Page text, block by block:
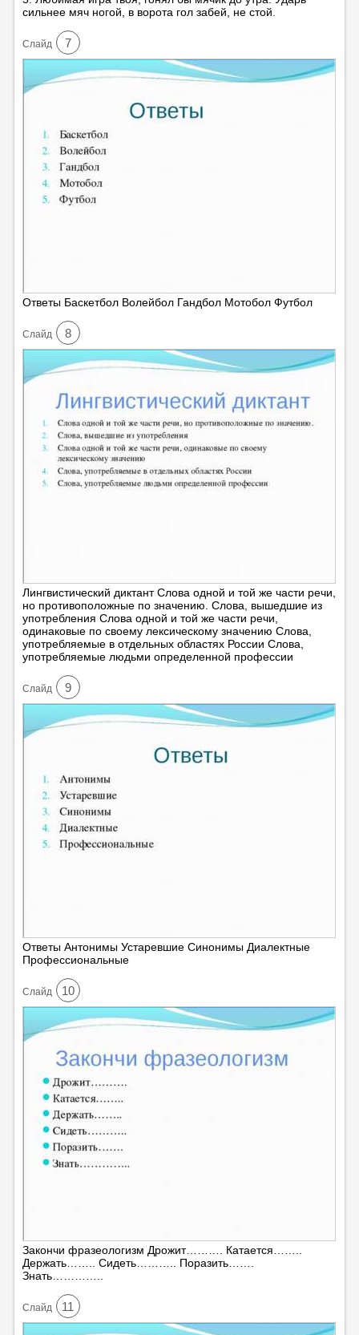
сильнее мяч ногой, в ворота гол забей, не стой.
Cлайд 7
Ответы Баскетбол Волейбол Гандбол Мотобол Футбол
Cлайд 8
Лингвистический диктант Слова одной и той же части речи,
но противоположные по значению. Слова, вышедшие из
употребления Слова одной и той же части речи,
одинаковые по своему лексическому значению Слова,
употребляемые в отдельных областях России Слова,
употребляемые людьми определенной профессии
Cлайд 9
Ответы Антонимы Устаревшие Синонимы Диалектные
Профессиональные
Cлайд 10
Закончи фразеологизм Дрожит………. Катается……..
Держать…….. Сидеть……….. Поразить…….
Знать…………..
Cлайд 11